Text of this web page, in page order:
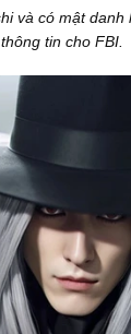
và có mật danh
thông tin cho FBI.